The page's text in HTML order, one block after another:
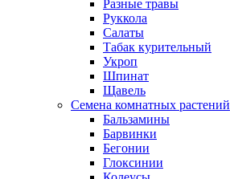
Разные травы
Руккола
Салаты
Табак курительный
Укроп
Шпинат
Щавель
Семена комнатных растений
Бальзамины
Барвинки
Бегонии
Глоксинии